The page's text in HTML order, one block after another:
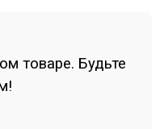
товаре. Будьте